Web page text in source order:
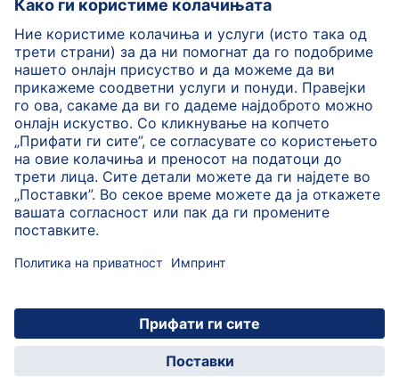
HiPP Млечни формули
HiPP Храна за бебиња
HiPP за деца
HiPP Нега за кожа
HiPP Бременост
Политика на приватност
Услови на користење
Импринт
Повеќе за HiPP Контакт
© 2026 HiPP